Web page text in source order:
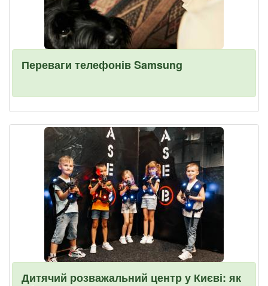
Переваги телефонів Samsung
Дитячий розважальний центр у Києві: як